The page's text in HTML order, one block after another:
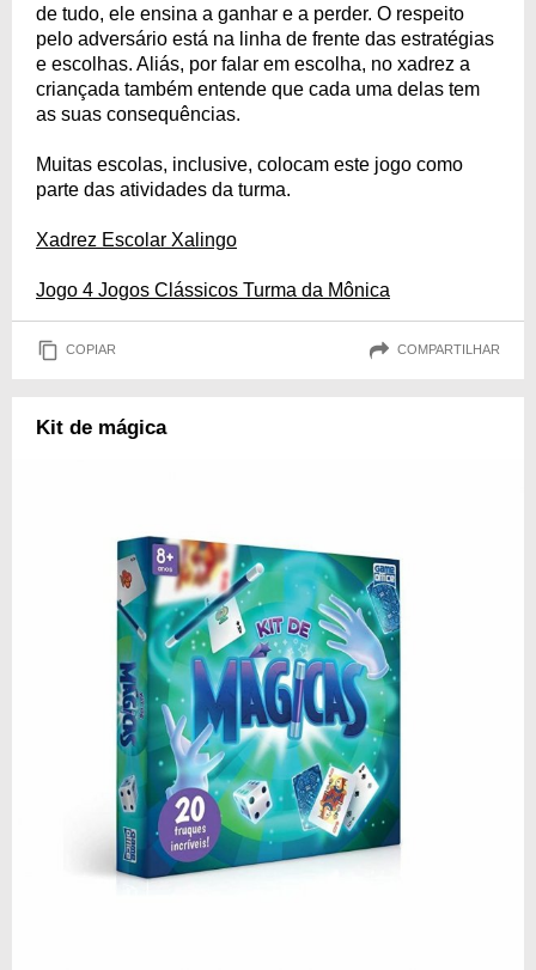
de tudo, ele ensina a ganhar e a perder. O respeito
pelo adversário está na linha de frente das estratégias
e escolhas. Aliás, por falar em escolha, no xadrez a
criançada também entende que cada uma delas tem
as suas consequências.
Muitas escolas, inclusive, colocam este jogo como
parte das atividades da turma.
Xadrez Escolar Xalingo
Jogo 4 Jogos Clássicos Turma da Mônica
COPIAR COMPARTILHAR
Kit de mágica